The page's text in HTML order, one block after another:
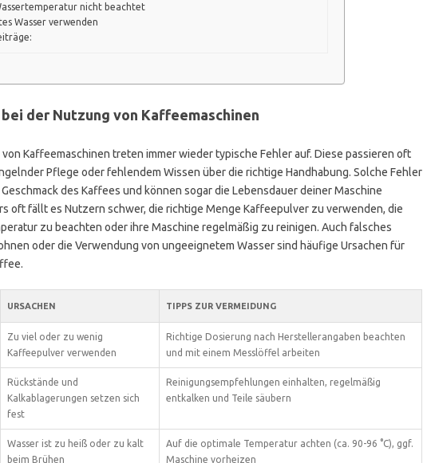
nicht beachtet
Wasser verwenden
der Nutzung von Kaffeemaschinen
Kaffeemaschinen treten immer wieder typische Fehler auf. Diese passieren oft
Pflege oder fehlendem Wissen über die richtige Handhabung. Solche Fehler
des Kaffees und können sogar die Lebensdauer deiner Maschine
oft fällt es Nutzern schwer, die richtige Menge Kaffeepulver zu verwenden, die
zu beachten oder ihre Maschine regelmäßig zu reinigen. Auch falsches
oder die Verwendung von ungeeignetem Wasser sind häufige Ursachen für
URSACHEN TIPPS ZUR VERMEIDUNG
Zu viel oder zu wenig
Kaffeepulver verwenden
Richtige Dosierung nach Herstellerangaben beachten
und mit einem Messlöffel arbeiten
Rückstände und
Kalkablagerungen setzen sich
fest
Reinigungsempfehlungen einhalten, regelmäßig
entkalken und Teile säubern
Wasser ist zu heiß oder zu kalt
beim Brühen
Auf die optimale Temperatur achten (ca. 90-96 °C), ggf.
Maschine vorheizen